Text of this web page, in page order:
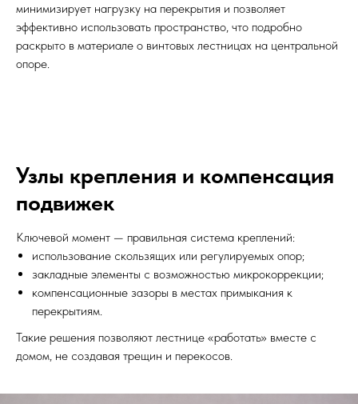
минимизирует нагрузку на перекрытия и позволяет
эффективно использовать пространство, что подробно
раскрыто в материале о винтовых лестницах на центральной
опоре.
Узлы крепления и компенсация
подвижек
Ключевой момент — правильная система креплений:
использование скользящих или регулируемых опор;
закладные элементы с возможностью микрокоррекции;
компенсационные зазоры в местах примыкания к
перекрытиям.
Такие решения позволяют лестнице «работать» вместе с
домом, не создавая трещин и перекосов.